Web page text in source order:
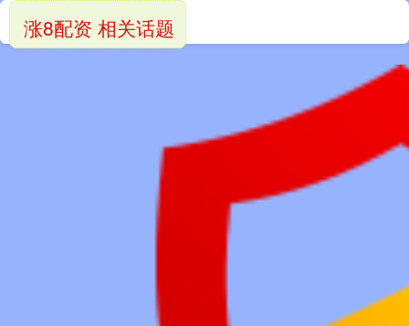
涨8配资 相关话题